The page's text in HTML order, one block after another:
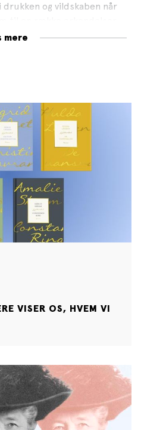
og vildskaben når
roman.
oversættelse fra 1999.
og glemte klassikere
selvbillede bliver skabt
tro og moral. Det er
verden og som stadig
Marie Bjerg
mere
VISER OS, HVEM VI